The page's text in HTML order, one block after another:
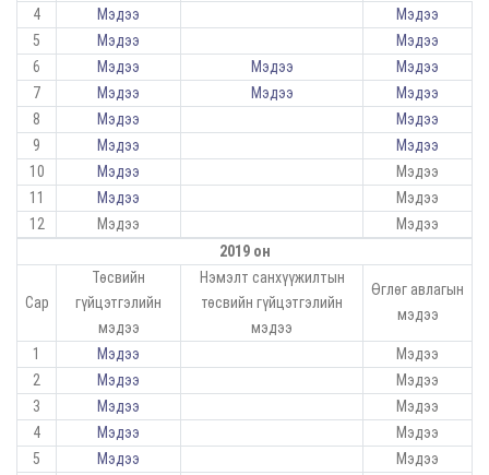
4
Мэдээ
Мэдээ
5
Мэдээ
Мэдээ
6
Мэдээ Мэдээ
Мэдээ
7
Мэдээ Мэдээ
Мэдээ
8
Мэдээ
Мэдээ
9
Мэдээ
Мэдээ
10
Мэдээ
Мэдээ
11
Мэдээ
Мэдээ
12
Мэдээ
Мэдээ
2019 он
Сар
Төсвийн
гүйцэтгэлийн
мэдээ
Нэмэлт санхүүжилтын
төсвийн гүйцэтгэлийн
мэдээ
Өглөг авлагын
мэдээ
1 Мэдээ
Мэдээ
2
Мэдээ
Мэдээ
3
Мэдээ
Мэдээ
4
Мэдээ
Мэдээ
5
Мэдээ
Мэдээ